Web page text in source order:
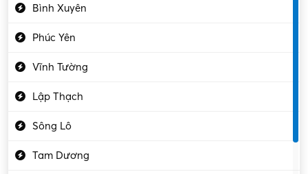
Bình Xuyên
Phúc Yên
Vĩnh Tường
Lập Thạch
Sông Lô
Tam Dương